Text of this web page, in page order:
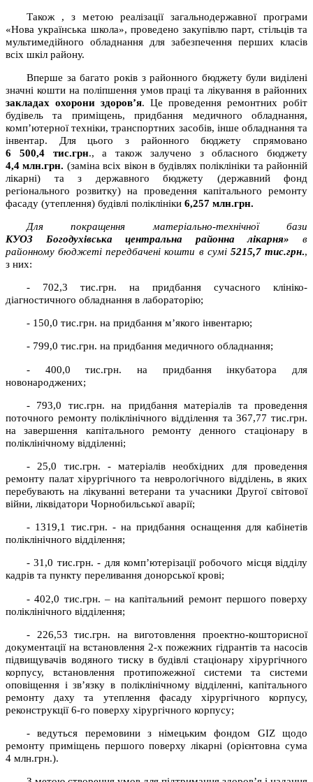
Також , з метою реалізації загальнодержавної програми
«Нова українська школа», проведено закупівлю парт, стільців та
мультимедійного обладнання для забезпечення перших класів
всіх шкіл району.
Вперше за багато років з районного бюджету були виділені
значні кошти на поліпшення умов праці та лікування в районних
закладах охорони здоров’я. Це проведення ремонтних робіт
будівель та приміщень, придбання медичного обладнання,
комп’ютерної техніки, транспортних засобів, інше обладнання та
інвентар. Для цього з районного бюджету спрямовано
6 500,4
тис.грн., а також залучено з обласного бюджету
4,4 млн.грн. (заміна всіх вікон в будівлях поліклініки та районній
лікарні) та з державного бюджету (державний фонд
регіонального розвитку) на проведення капітального ремонту
фасаду (утеплення) будівлі поліклініки 6,257 млн.грн.
Для покращення матеріально-технічної бази
КУОЗ
Богодухівська центральна районна лікарня» в
районному бюджеті передбачені кошти в сумі 5215,7 тис.грн.,
з них:
- 702,3 тис.грн. на придбання сучасного клініко-
діагностичного обладнання в лабораторію;
- 150,0 тис.грн. на придбання м’якого інвентарю;
- 799,0 тис.грн. на придбання медичного обладнання;
- 400,0 тис.грн. на придбання інкубатора для
новонароджених;
- 793,0 тис.грн. на придбання матеріалів та проведення
поточного ремонту поліклінічного відділення та 367,77 тис.грн.
на
завершення капітального ремонту денного стаціонару в
поліклінічному відділенні;
- 25,0 тис.грн. - матеріалів необхідних для проведення
ремонту палат хірургічного та неврологічного відділень, в яких
перебувають на лікуванні ветерани та учасники Другої світової
війни, ліквідатори Чорнобильської аварії;
- 1319,1 тис.грн. - на придбання оснащення для кабінетів
поліклінічного відділення;
- 31,0 тис.грн. - для комп’ютерізації робочого місця відділу
кадрів та пункту переливання донорської крові;
- 402,0 тис.грн. – на капітальний ремонт першого поверху
поліклінічного відділення;
- 226,53 тис.грн. на виготовлення проектно-кошторисної
документації на встановлення 2-х пожежних гідрантів та насосів
підвищувачів водяного тиску в будівлі стаціонару хірургічного
корпусу, встановлення протипожежної системи та системи
оповіщення і зв’язку в поліклінічному відділенні, капітального
ремонту даху та утеплення фасаду хірургічного корпусу,
реконструкції 6-го поверху хірургічного корпусу;
- ведуться перемовини з німецьким фондом GIZ щодо
ремонту приміщень першого поверху лікарні (орієнтовна сума
4 млн.грн.).